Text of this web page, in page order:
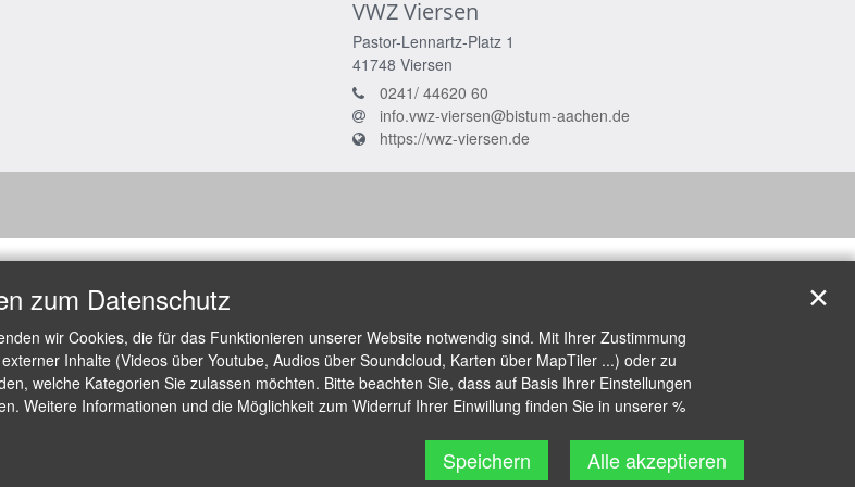
VWZ Viersen
Pastor-Lennartz-Platz 1
41748 Viersen
0241/ 44620 60
info.vwz-viersen@bistum-aachen.de
https://vwz-viersen.de
zum Datenschutz
wir Cookies, die für das Funktionieren unserer Website notwendig sind. Mit Ihrer Zustimmung
Inhalte (Videos über Youtube, Audios über Soundcloud, Karten über MapTiler ...) oder zu
welche Kategorien Sie zulassen möchten. Bitte beachten Sie, dass auf Basis Ihrer Einstellungen
Weitere Informationen und die Möglichkeit zum Widerruf Ihrer Einwillung finden Sie in unserer %
Speichern Alle akzeptieren
✕